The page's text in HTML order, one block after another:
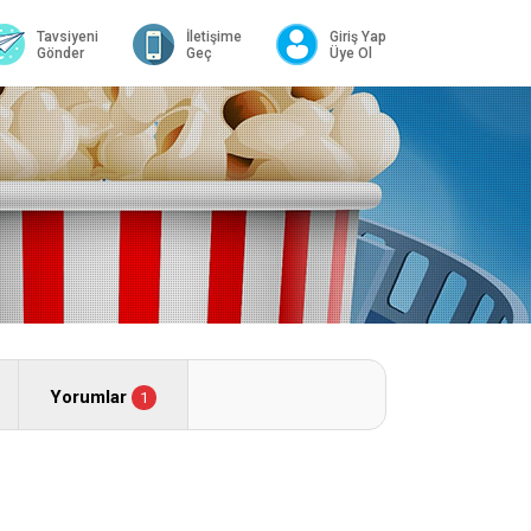
Tavsiyeni
Gönder
İletişime
Geç
Giriş Yap
Üye Ol
Yorumlar 1